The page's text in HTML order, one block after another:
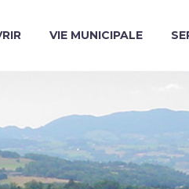
VIE MUNICIPALE